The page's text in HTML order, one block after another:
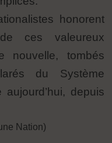
honorent
ces valeureux
nouvelle, tombés
du Système
depuis
Nation)